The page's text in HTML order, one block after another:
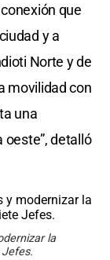
que
y a
Norte y de
movilidad con
una
detalló
la